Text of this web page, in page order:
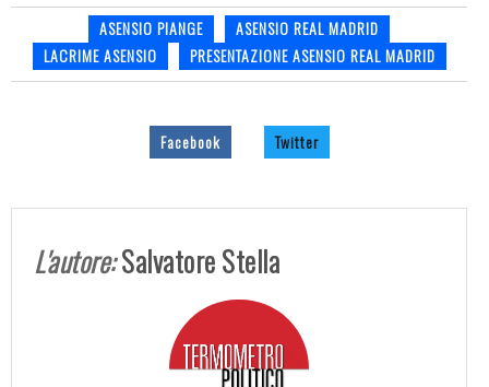
ASENSIO PIANGE
ASENSIO REAL MADRID
LACRIME ASENSIO
PRESENTAZIONE ASENSIO REAL MADRID
Facebook Twitter
L'autore:Salvatore Stella